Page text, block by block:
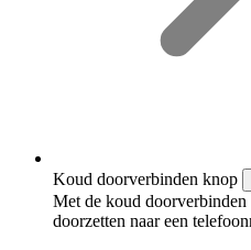
Koud doorverbinden knop
Met de koud
doorzetten naar een